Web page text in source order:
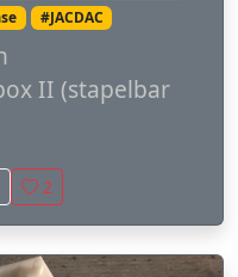
#JACDAC
II (stapelbar
2